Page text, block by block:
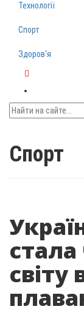
Технології
Спорт
Здоров‘я
Спорт
світу